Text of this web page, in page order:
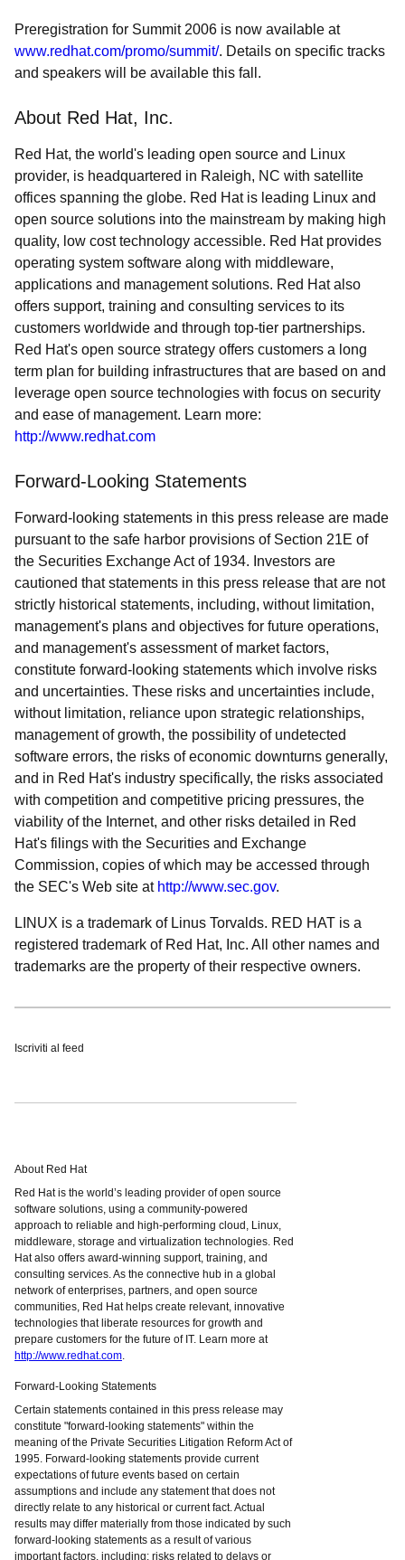
Preregistration for Summit 2006 is now available at
www.redhat.com/promo/summit/. Details on specific tracks
and speakers will be available this fall.
About Red Hat, Inc.
Red Hat, the world's leading open source and Linux
provider, is headquartered in Raleigh, NC with satellite
offices spanning the globe. Red Hat is leading Linux and
open source solutions into the mainstream by making high
quality, low cost technology accessible. Red Hat provides
operating system software along with middleware,
applications and management solutions. Red Hat also
offers support, training and consulting services to its
customers worldwide and through top-tier partnerships.
Red Hat's open source strategy offers customers a long
term plan for building infrastructures that are based on and
leverage open source technologies with focus on security
and ease of management. Learn more:
http://www.redhat.com
Forward-Looking Statements
Forward-looking statements in this press release are made
pursuant to the safe harbor provisions of Section 21E of
the Securities Exchange Act of 1934. Investors are
cautioned that statements in this press release that are not
strictly historical statements, including, without limitation,
management's plans and objectives for future operations,
and management's assessment of market factors,
constitute forward-looking statements which involve risks
and uncertainties. These risks and uncertainties include,
without limitation, reliance upon strategic relationships,
management of growth, the possibility of undetected
software errors, the risks of economic downturns generally,
and in Red Hat's industry specifically, the risks associated
with competition and competitive pricing pressures, the
viability of the Internet, and other risks detailed in Red
Hat's filings with the Securities and Exchange
Commission, copies of which may be accessed through
the SEC's Web site at http://www.sec.gov.
LINUX is a trademark of Linus Torvalds. RED HAT is a
registered trademark of Red Hat, Inc. All other names and
trademarks are the property of their respective owners.
Iscriviti al feed
About Red Hat
Red Hat is the world’s leading provider of open source
software solutions, using a community-powered
approach to reliable and high-performing cloud, Linux,
middleware, storage and virtualization technologies. Red
Hat also offers award-winning support, training, and
consulting services. As the connective hub in a global
network of enterprises, partners, and open source
communities, Red Hat helps create relevant, innovative
technologies that liberate resources for growth and
prepare customers for the future of IT. Learn more at
http://www.redhat.com.
Forward-Looking Statements
Certain statements contained in this press release may
constitute "forward-looking statements" within the
meaning of the Private Securities Litigation Reform Act of
1995. Forward-looking statements provide current
expectations of future events based on certain
assumptions and include any statement that does not
directly relate to any historical or current fact. Actual
results may differ materially from those indicated by such
forward-looking statements as a result of various
important factors, including: risks related to delays or